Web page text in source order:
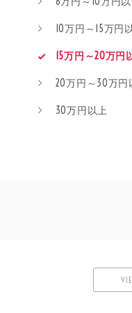
10万円～15万円
15万円～20万円
20万円～30万円
30万円以上